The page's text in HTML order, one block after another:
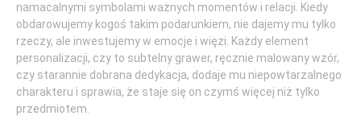
namacalnymi symbolami ważnych momentów i relacji. Kiedy
obdarowujemy kogoś takim podarunkiem, nie dajemy mu tylko
rzeczy, ale inwestujemy w emocje i więzi. Każdy element
personalizacji, czy to subtelny grawer, ręcznie malowany wzór,
czy starannie dobrana dedykacja, dodaje mu niepowtarzalnego
charakteru i sprawia, że staje się on czymś więcej niż tylko
przedmiotem.